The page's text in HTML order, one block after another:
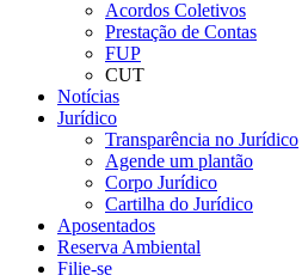
Acordos Coletivos
Prestação de Contas
FUP
CUT
Notícias
Jurídico
Transparência no Jurídico
Agende um plantão
Corpo Jurídico
Cartilha do Jurídico
Aposentados
Reserva Ambiental
Filie-se